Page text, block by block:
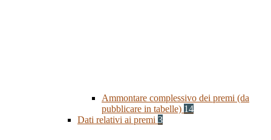
Ammontare complessivo dei premi (da
pubblicare in tabelle) 14
Dati relativi ai premi 3